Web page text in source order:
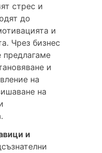
стрес и
до
и
Чрез бизнес
предлагаме
и
на
на
и